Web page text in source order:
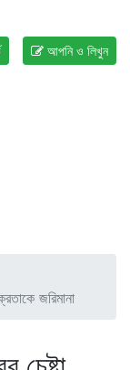
আপনি ও লিখুন
জরিমানা